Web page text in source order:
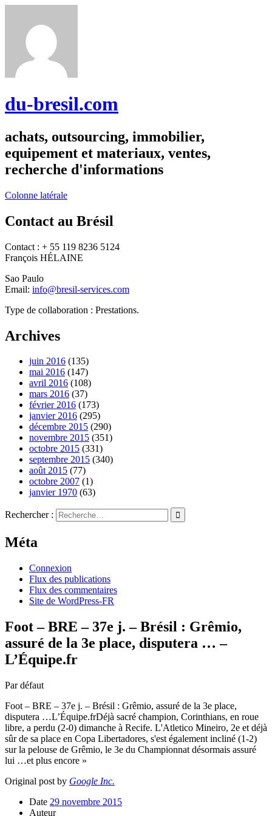
du-bresil.com
achats, outsourcing, immobilier,
equipement et materiaux, ventes,
recherche d'informations
Colonne latérale
Contact au Brésil
Contact : + 55 119 8236 5124
François HÉLAINE
Sao Paulo
Email: info@bresil-services.com
Type de collaboration : Prestations.
Archives
juin 2016 (135)
mai 2016 (147)
avril 2016 (108)
mars 2016 (37)
février 2016 (173)
janvier 2016 (295)
décembre 2015 (290)
novembre 2015 (351)
octobre 2015 (331)
septembre 2015 (340)
août 2015 (77)
octobre 2007 (1)
janvier 1970 (63)
Rechercher :
Méta
Connexion
Flux des publications
Flux des commentaires
Site de WordPress-FR
Foot – BRE – 37e j. – Brésil : Grêmio,
assuré de la 3e place, disputera … –
L’Équipe.fr
Par défaut
Foot – BRE – 37e j. – Brésil : Grêmio, assuré de la 3e place,
disputera …L’Équipe.frDéjà sacré champion, Corinthians, en roue
libre, a perdu (2-0) dimanche à Recife. L'Atletico Mineiro, 2e et déjà
sûr de sa place en Copa Libertadores, s'est également incliné (1-2)
sur la pelouse de Grêmio, le 3e du Championnat désormais assuré
lui …et plus encore »
Original post by Google Inc.
Date 29 novembre 2015
Auteur